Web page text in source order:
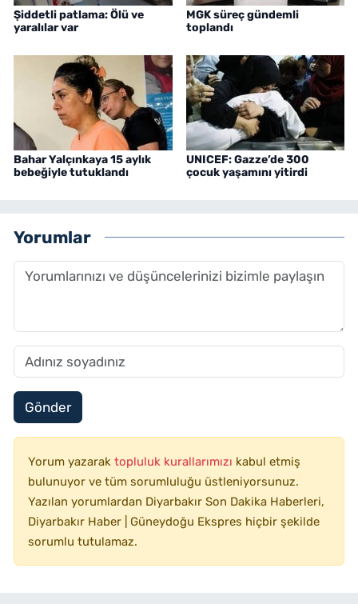
Şiddetli patlama: Ölü ve
yaralılar var
MGK süreç gündemli
toplandı
Bahar Yalçınkaya 15 aylık
bebeğiyle tutuklandı
UNICEF: Gazze’de 300
çocuk yaşamını yitirdi
Yorumlar
Gönder
Yorum yazarak topluluk kurallarımızı kabul etmiş
bulunuyor ve tüm sorumluluğu üstleniyorsunuz.
Yazılan yorumlardan Diyarbakır Son Dakika Haberleri,
Diyarbakır Haber | Güneydoğu Ekspres hiçbir şekilde
sorumlu tutulamaz.